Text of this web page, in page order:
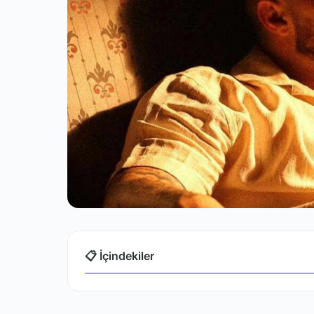
📋 İçindekiler